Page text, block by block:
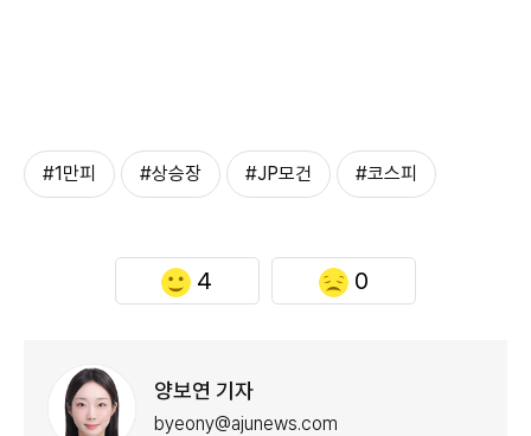
#1만피 #상승장 #JP모건 #코스피
4 0
양보연 기자
byeony@ajunews.com